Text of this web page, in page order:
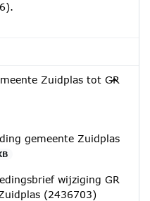
Zuidplas tot GR
gemeente Zuidplas
wijziging GR
(2436703)